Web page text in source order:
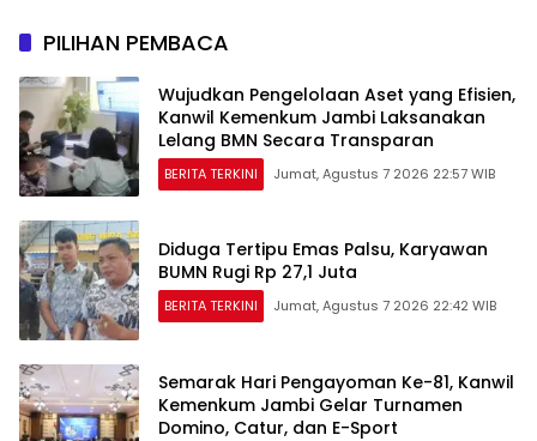
Perkuat Jaringan
Persemaian Nasional*
PILIHAN PEMBACA
Wujudkan Pengelolaan Aset yang Efisien,
Kanwil Kemenkum Jambi Laksanakan
Lelang BMN Secara Transparan
BERITA TERKINI Jumat, Agustus 7 2026 22:57 WIB
Diduga Tertipu Emas Palsu, Karyawan
BUMN Rugi Rp 27,1 Juta
BERITA TERKINI Jumat, Agustus 7 2026 22:42 WIB
Semarak Hari Pengayoman Ke-81, Kanwil
Kemenkum Jambi Gelar Turnamen
Domino, Catur, dan E-Sport